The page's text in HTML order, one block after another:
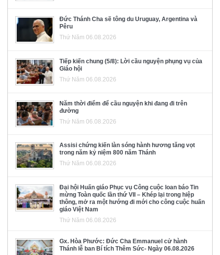
Đức Thánh Cha sẽ tông du Uruguay, Argentina và
Pêru
Thứ Năm 06.08.2026
Tiếp kiến chung (5/8): Lời cầu nguyện phụng vụ của
Giáo hội
Thứ Năm 06.08.2026
Năm thời điểm để cầu nguyện khi đang đi trên
đường
Thứ Năm 06.08.2026
Assisi chứng kiến làn sóng hành hương tăng vọt
trong năm kỷ niệm 800 năm Thánh
Thứ Năm 06.08.2026
Đại hội Huấn giáo Phục vụ Công cuộc loan báo Tin
mừng Toàn quốc lần thứ VII – Khép lại trong hiệp
thông, mở ra một hướng đi mới cho công cuộc huấn
giáo Việt Nam
Thứ Năm 06.08.2026
Gx. Hòa Phước: Đức Cha Emmanuel cử hành
Thánh lễ ban Bí tích Thêm Sức- Ngày 06.08.2026